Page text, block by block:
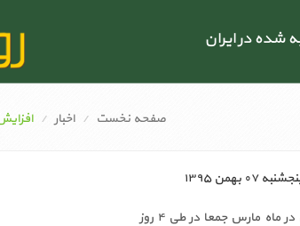
در ایران
صفحه نخست اخبار
۰۷ بهمن ۱۳۹۵
با محاسبه افزایش قیمت روز ۱۸ ژانویه قیمتهای فروش آتی سویا برای تحویل در ماه مارس جمعا در طی ۴ روز